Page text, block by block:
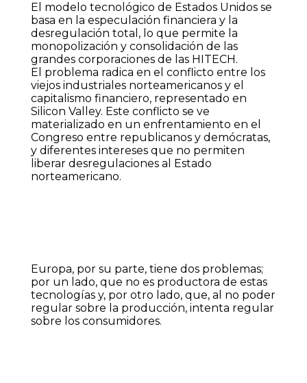
El modelo tecnológico de Estados Unidos se
basa en la especulación financiera y la
desregulación total, lo que permite la
monopolización y consolidación de las
grandes corporaciones de las HITECH.
El problema radica en el conflicto entre los
viejos industriales norteamericanos y el
capitalismo financiero, representado en
Silicon Valley. Este conflicto se ve
materializado en un enfrentamiento en el
Congreso entre republicanos y demócratas,
y diferentes intereses que no permiten
liberar desregulaciones al Estado
norteamericano.
Europa, por su parte, tiene dos problemas;
por un lado, que no es productora de estas
tecnologías y, por otro lado, que, al no poder
regular sobre la producción, intenta regular
sobre los consumidores.